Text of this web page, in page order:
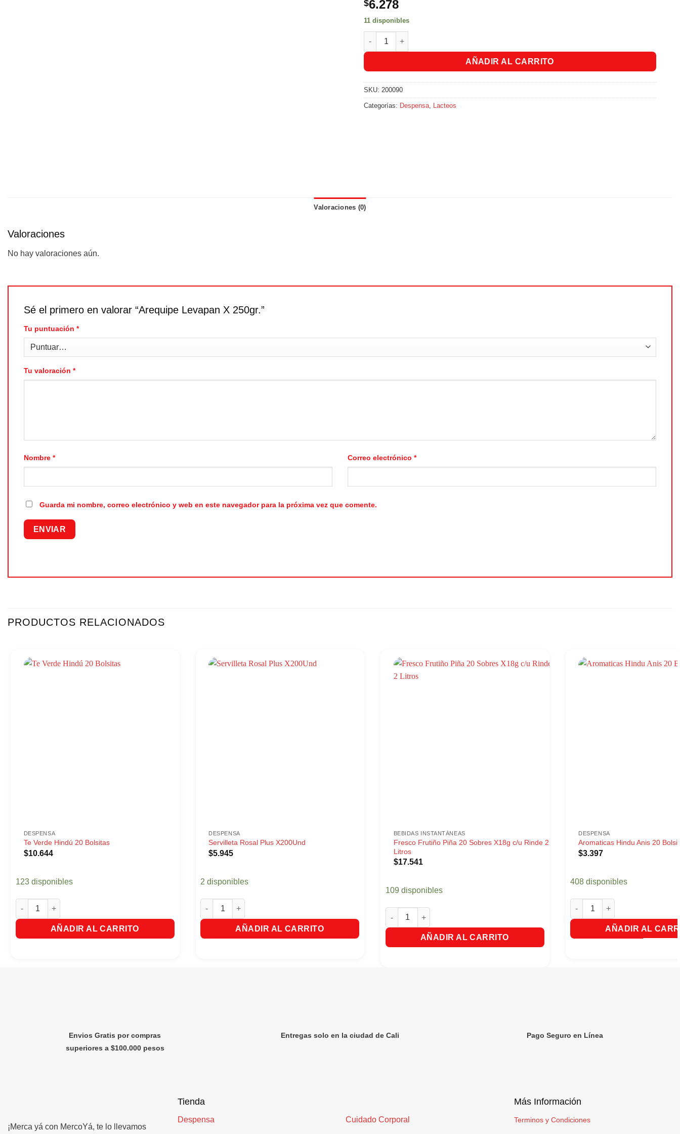
$6.278
11 disponibles
Arequipe Levapan X 250gr. cantidad
AÑADIR AL CARRITO
SKU: 200090
Categorías: Despensa Lacteos
Valoraciones (0)
Valoraciones
No hay valoraciones aún.
Sé el primero en valorar “Arequipe Levapan X 250gr.”
Tu puntuación *
Tu valoración *
Nombre * Correo electrónico *
Guarda mi nombre, correo electrónico y web en este navegador para la próxima vez que comente.
PRODUCTOS RELACIONADOS
DESPENSA
Te Verde Hindú 20 Bolsitas
$10.644
123 disponibles
Te Verde Hindú 20 Bolsitas cantidad
AÑADIR AL CARRITO
DESPENSA
Servilleta Rosal Plus X200Und
$5.945
2 disponibles
Servilleta Rosal Plus X200Und cantidad
AÑADIR AL CARRITO
BEBIDAS INSTANTÁNEAS
Fresco Frutiño Piña 20 Sobres X18g c/u Rinde 2
Litros
$17.541
109 disponibles
Fresco Frutiño Piña 20 Sobres X18g c/u Rinde 2 Litros cantidad
AÑADIR AL CARRITO
DESPENSA
Aromaticas Hindu Anis 20
$3.397
408 disponibles
Aromaticas Hindu Anis 20
AÑADIR AL
Envios Gratis por compras
superiores a $100.000 pesos
Entregas solo en la ciudad de Cali Pago Seguro en Línea
¡Merca yá con MercoYá, te lo llevamos
Tienda
Despensa Cuidado Corporal
Más Información
Terminos y Condiciones